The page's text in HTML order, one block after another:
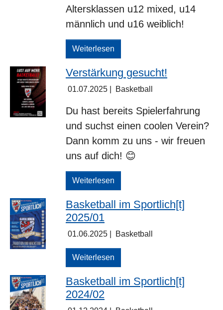
Altersklassen u12 mixed, u14
männlich und u16 weiblich!
Weiterlesen
Verstärkung gesucht!
01.07.2025 Basketball
Du hast bereits Spielerfahrung
und suchst einen coolen Verein?
Dann komm zu uns - wir freuen
uns auf dich! 😊
Weiterlesen
Basketball im Sportlich[t]
2025/01
01.06.2025 Basketball
Weiterlesen
Basketball im Sportlich[t]
2024/02